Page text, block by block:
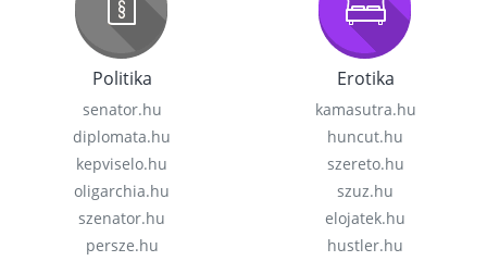
Politika
senator.hu
diplomata.hu
kepviselo.hu
oligarchia.hu
szenator.hu
persze.hu
Erotika
kamasutra.hu
huncut.hu
szereto.hu
szuz.hu
elojatek.hu
hustler.hu